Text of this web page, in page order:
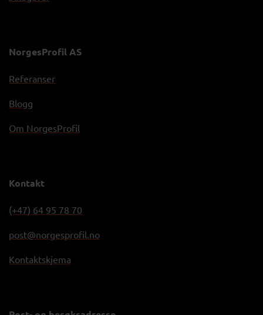
NorgesProfil AS
Referanser
Blogg
Om NorgesProfil
Kontakt
(+47) 64 95 78 70
post@norgesprofil.no
Kontaktskjema